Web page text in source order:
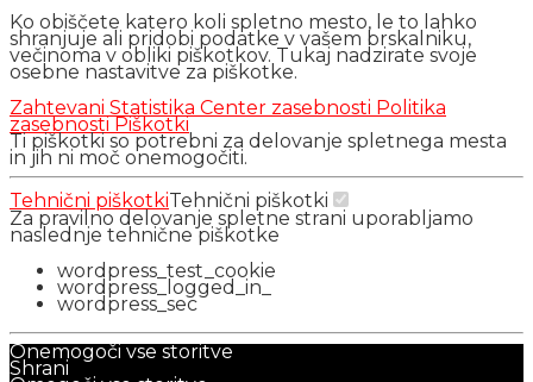
Ko obiščete katero koli spletno mesto, le to lahko
shranjuje ali pridobi podatke v vašem brskalniku,
večinoma v obliki piškotkov. Tukaj nadzirate svoje
osebne nastavitve za piškotke.
Zahtevani Statistika Center zasebnosti Politika
zasebnosti Piškotki
Ti piškotki so potrebni za delovanje spletnega mesta
in jih ni moč onemogočiti.
Tehnični piškotkiTehnični piškotki
Za pravilno delovanje spletne strani uporabljamo
naslednje tehnične piškotke
wordpress_test_cookie
wordpress_logged_in_
wordpress_sec
Onemogoči vse storitve
Shrani